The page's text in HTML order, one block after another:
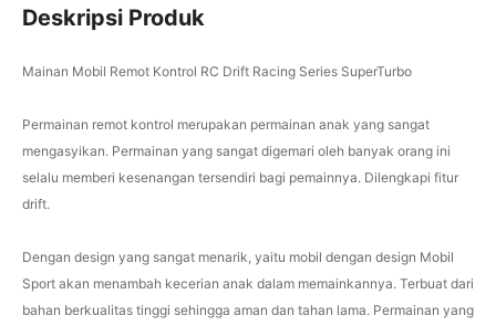
Deskripsi Produk
Mainan Mobil Remot Kontrol RC Drift Racing Series SuperTurbo
Permainan remot kontrol merupakan permainan anak yang sangat
mengasyikan. Permainan yang sangat digemari oleh banyak orang ini
selalu memberi kesenangan tersendiri bagi pemainnya. Dilengkapi fitur
drift.
Dengan design yang sangat menarik, yaitu mobil dengan design Mobil
Sport akan menambah kecerian anak dalam memainkannya. Terbuat dari
bahan berkualitas tinggi sehingga aman dan tahan lama. Permainan yang